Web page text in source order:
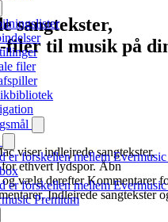
filer
er forskellen mellem
er forskellen mellem
Premium
sangtekster,
filer til musik på
viser indlejrede sangtekster,
ethvert lydspor. Åbn
vælg derefter Kommentarer
Indlejrede sangtekster